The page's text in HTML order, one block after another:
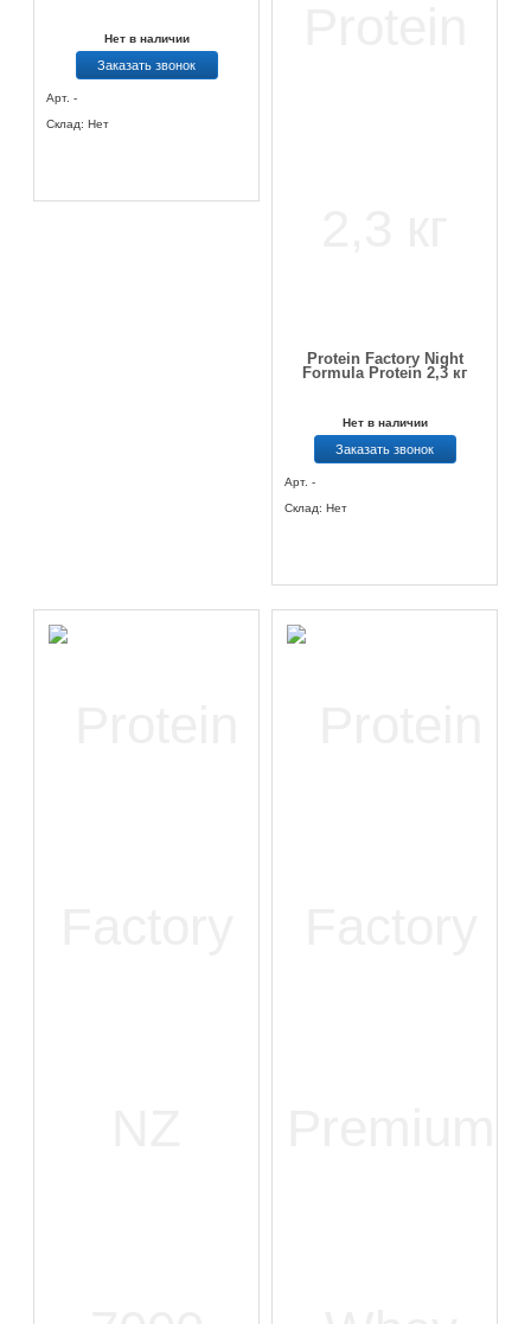
Нет в наличии
Заказать звонок
Арт. -
Склад: Нет
Protein Factory Night
Formula Protein 2,3 кг
Нет в наличии
Заказать звонок
Арт. -
Склад: Нет